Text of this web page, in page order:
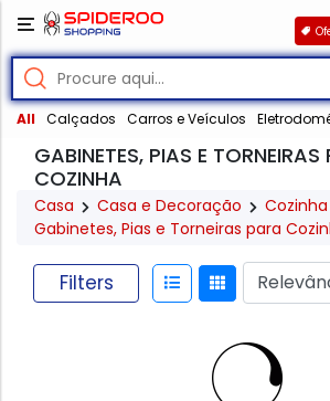
All Calçados Carros e Veículos
GABINETES, PIAS E TORNEIRAS
COZINHA
Casa Casa e Decoração
Cozinha
Gabinetes, Pias e Torneiras para
Filters